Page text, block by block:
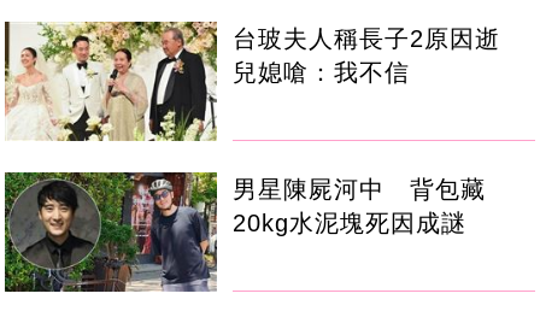
台玻夫人稱長子2原因逝
兒媳嗆：我不信
男星陳屍河中 背包藏
20kg水泥塊死因成謎